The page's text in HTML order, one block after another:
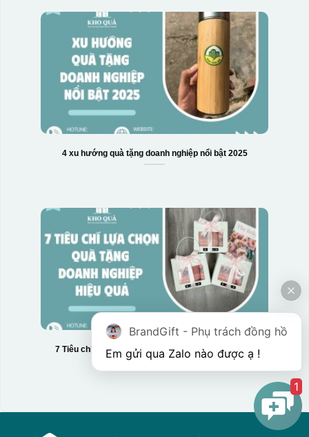
4 xu hướng quà tặng doanh nghiệp nổi bật 2025
7 Tiêu chí lựa chọn quà tặng doanh nghiệp hiệu quả
BrandGift - Phụ trách đồng hồ
1